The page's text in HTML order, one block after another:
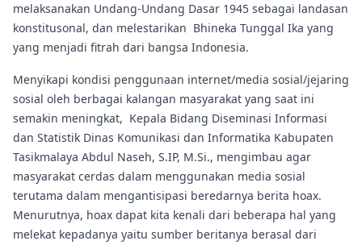
melaksanakan Undang-Undang Dasar 1945 sebagai landasan
konstitusonal, dan melestarikan Bhineka Tunggal Ika yang
yang menjadi fitrah dari bangsa Indonesia.
Menyikapi kondisi penggunaan internet/media sosial/jejaring
sosial oleh berbagai kalangan masyarakat yang saat ini
semakin meningkat, Kepala Bidang Diseminasi Informasi
dan Statistik Dinas Komunikasi dan Informatika Kabupaten
Tasikmalaya Abdul Naseh, S.IP, M.Si., mengimbau agar
masyarakat cerdas dalam menggunakan media sosial
terutama dalam mengantisipasi beredarnya berita hoax.
Menurutnya, hoax dapat kita kenali dari beberapa hal yang
melekat kepadanya yaitu sumber beritanya berasal dari